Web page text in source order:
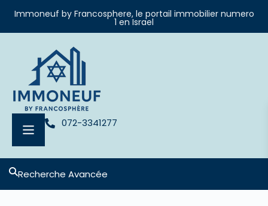
Immoneuf by Francosphere, le portail immobilier numero
1 en Israel
072-3341277
Recherche Avancée